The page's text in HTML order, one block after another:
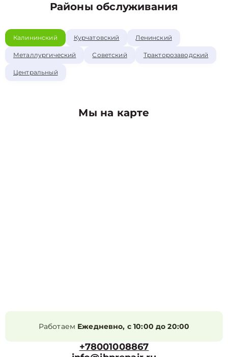
Районы обслуживания
Калининский Курчатовский Ленинский
Металлургический Советский Тракторозаводский
Центральный
Мы на карте
Работаем Ежедневно, с 10:00 до 20:00
+78001008867